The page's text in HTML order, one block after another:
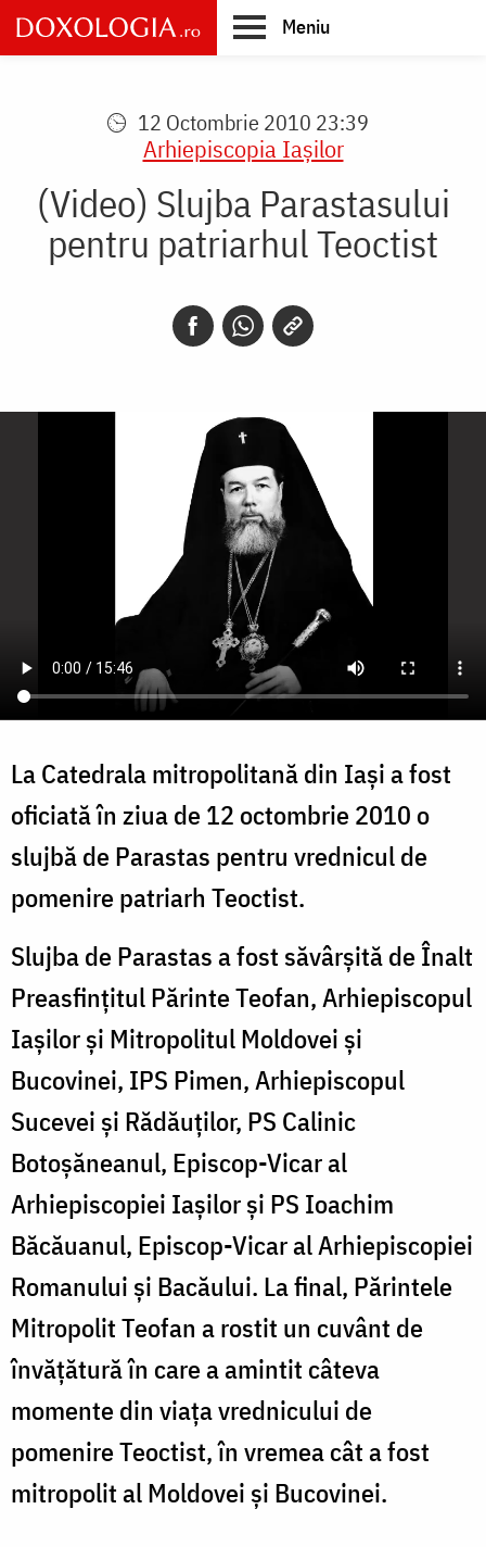
Skip
to
main
Meniu
12 Octombrie 2010 23:39
Arhiepiscopia Iaşilor
(Video) Slujba Parastasului
pentru patriarhul Teoctist
La Catedrala mitropolitană din Iași a fost
oficiată în ziua de 12 octombrie 2010 o
slujbă de Parastas pentru vrednicul de
pomenire patriarh Teoctist.
Slujba de Parastas a fost săvârșită de Înalt
Preasfințitul Părinte Teofan, Arhiepiscopul
Iașilor și Mitropolitul Moldovei și
Bucovinei, IPS Pimen, Arhiepiscopul
Sucevei și Rădăuților, PS Calinic
Botoșăneanul, Episcop-Vicar al
Arhiepiscopiei Iașilor și PS Ioachim
Băcăuanul, Episcop-Vicar al Arhiepiscopiei
Romanului și Bacăului. La final, Părintele
Mitropolit Teofan a rostit un cuvânt de
învățătură în care a amintit câteva
momente din viața vrednicului de
pomenire Teoctist, în vremea cât a fost
mitropolit al Moldovei și Bucovinei.